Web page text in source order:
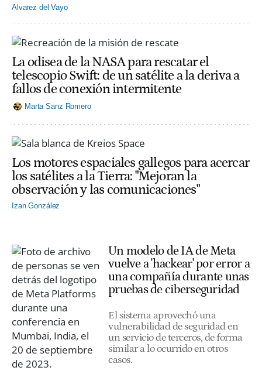
Alvarez del Vayo
La odisea de la NASA para rescatar el
telescopio Swift: de un satélite a la deriva a
fallos de conexión intermitente
Marta Sanz Romero
Los motores espaciales gallegos para acercar
los satélites a la Tierra: "Mejoran la
observación y las comunicaciones"
Izan González
Un modelo de IA de Meta
vuelve a 'hackear' por error a
una compañía durante unas
pruebas de ciberseguridad
El sistema aprovechó una
vulnerabilidad de seguridad en
un servicio de terceros, de forma
similar a lo ocurrido en otros
casos.